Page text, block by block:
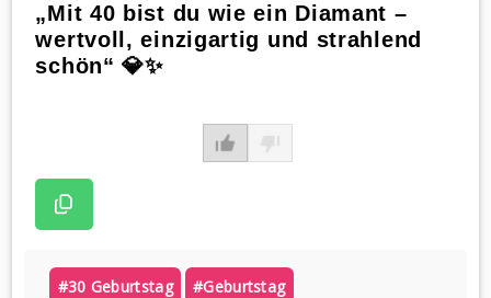
„Mit 40 bist du wie ein Diamant –
wertvoll, einzigartig und strahlend
schön“ 💎✨
#30 Geburtstag #geburtstag